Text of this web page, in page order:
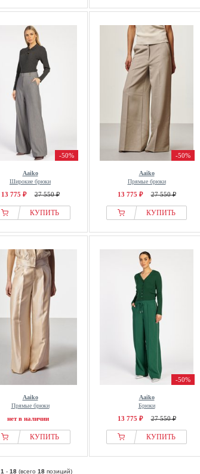
-50%
Aaiko
Широкие брюки
13 775 ₽ 27 550 ₽
КУПИТЬ
-50%
Aaiko
Прямые брюки
13 775 ₽ 27 550 ₽
КУПИТЬ
Aaiko
Прямые брюки
нет в наличии
КУПИТЬ
-50%
Aaiko
Брюки
13 775 ₽ 27 550 ₽
КУПИТЬ
1 - 18 (всего 18 позиций)